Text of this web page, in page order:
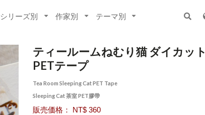
シリーズ別 作家別 テーマ別
ティールームねむり猫 ダイカット
PETテープ
Tea Room Sleeping Cat PET Tape
Sleeping Cat 茶室 PET膠帶
販売価格： NT$ 360